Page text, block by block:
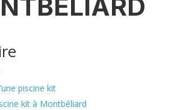
piscine kit
kit à Montbéliard